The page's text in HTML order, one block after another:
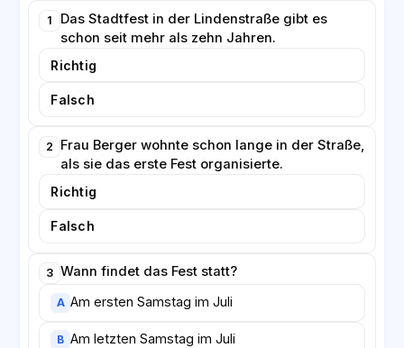
werden. Wer mithelfen möchte, ist herzlich
willkommen. Man muss kein Profi sein – wichtig ist
nur, dass man Lust hat, dabei zu sein. So ist aus einer
1
Das Stadtfest in der Lindenstraße gibt es
schon seit mehr als zehn Jahren.
Richtig
Falsch
2
Frau Berger wohnte schon lange in der Straße,
als sie das erste Fest organisierte.
Richtig
Falsch
3 Wann findet das Fest statt?
A Am ersten Samstag im Juli
B Am letzten Samstag im Juli